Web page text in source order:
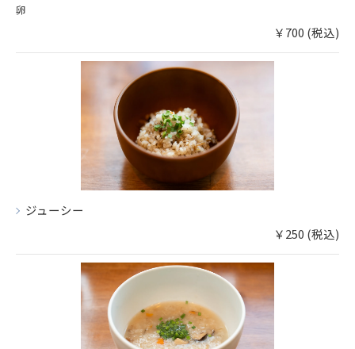
卵
￥700 (税込)
ジューシー
￥250 (税込)